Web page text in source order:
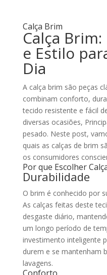
Calça Brim
Calça
e Estilo
Dia
A calça brim são peças
combinam conforto,
tecido resistente e fácil
diversas ocasiões,
pesado. Neste post,
quais as calças de brim
os consumidores
Por que Escolher
Durabilidade
O brim é conhecido por
As calças feitas deste
desgaste diário,
um longo período de
investimento inteligente
durem e se mantenham
lavagens.